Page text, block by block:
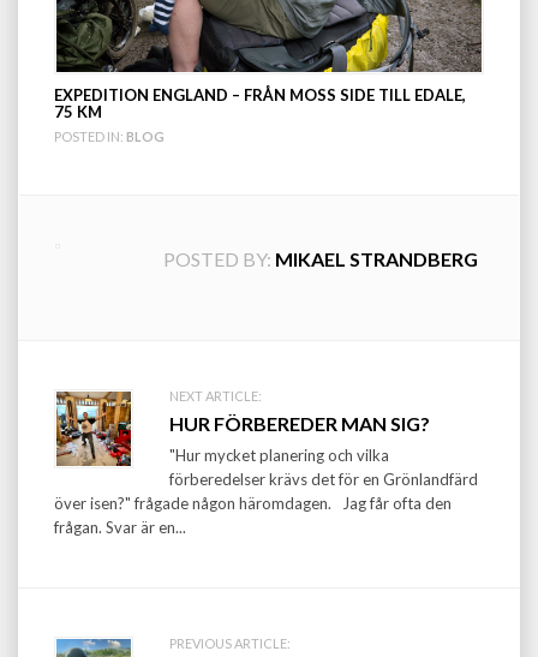
EXPEDITION ENGLAND – FRÅN MOSS SIDE TILL EDALE,
75 KM
POSTED IN: BLOG
POSTED BY: MIKAEL STRANDBERG
Post
navigation
NEXT ARTICLE:
HUR FÖRBEREDER MAN SIG?
"Hur mycket planering och vilka
förberedelser krävs det för en Grönlandfärd
över isen?" frågade någon häromdagen. Jag får ofta den
frågan. Svar är en...
PREVIOUS ARTICLE: